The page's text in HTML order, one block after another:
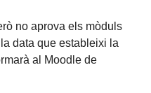
no aprova els mòduls
data que estableixi la
al Moodle de